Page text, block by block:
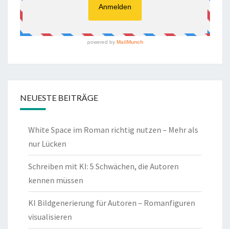
NEUESTE BEITRÄGE
White Space im Roman richtig nutzen – Mehr als
nur Lücken
Schreiben mit KI: 5 Schwächen, die Autoren
kennen müssen
KI Bildgenerierung für Autoren – Romanfiguren
visualisieren